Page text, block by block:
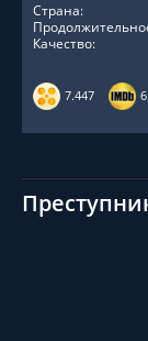
7.447
Страна:
Качество: